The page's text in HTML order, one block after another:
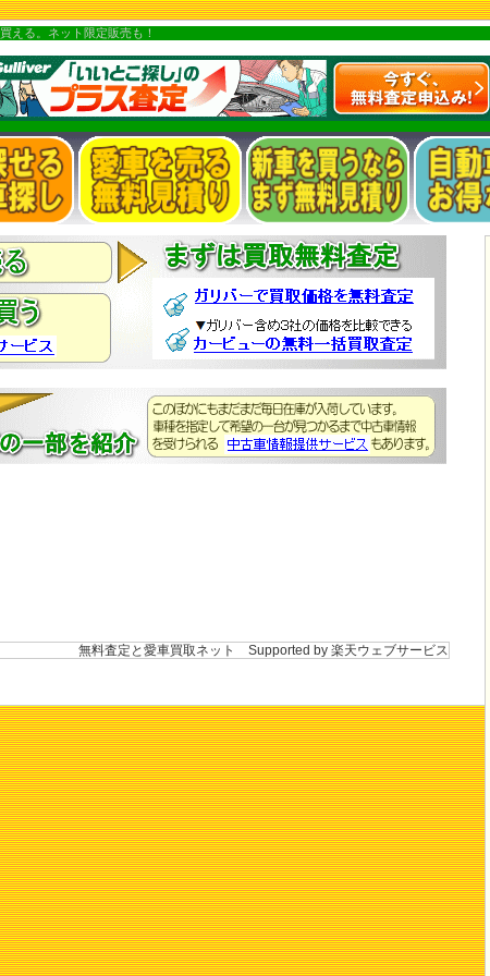
える。ネット限定販売も！
無料査定と愛車買取ネット Supported by 楽天ウェブサービス